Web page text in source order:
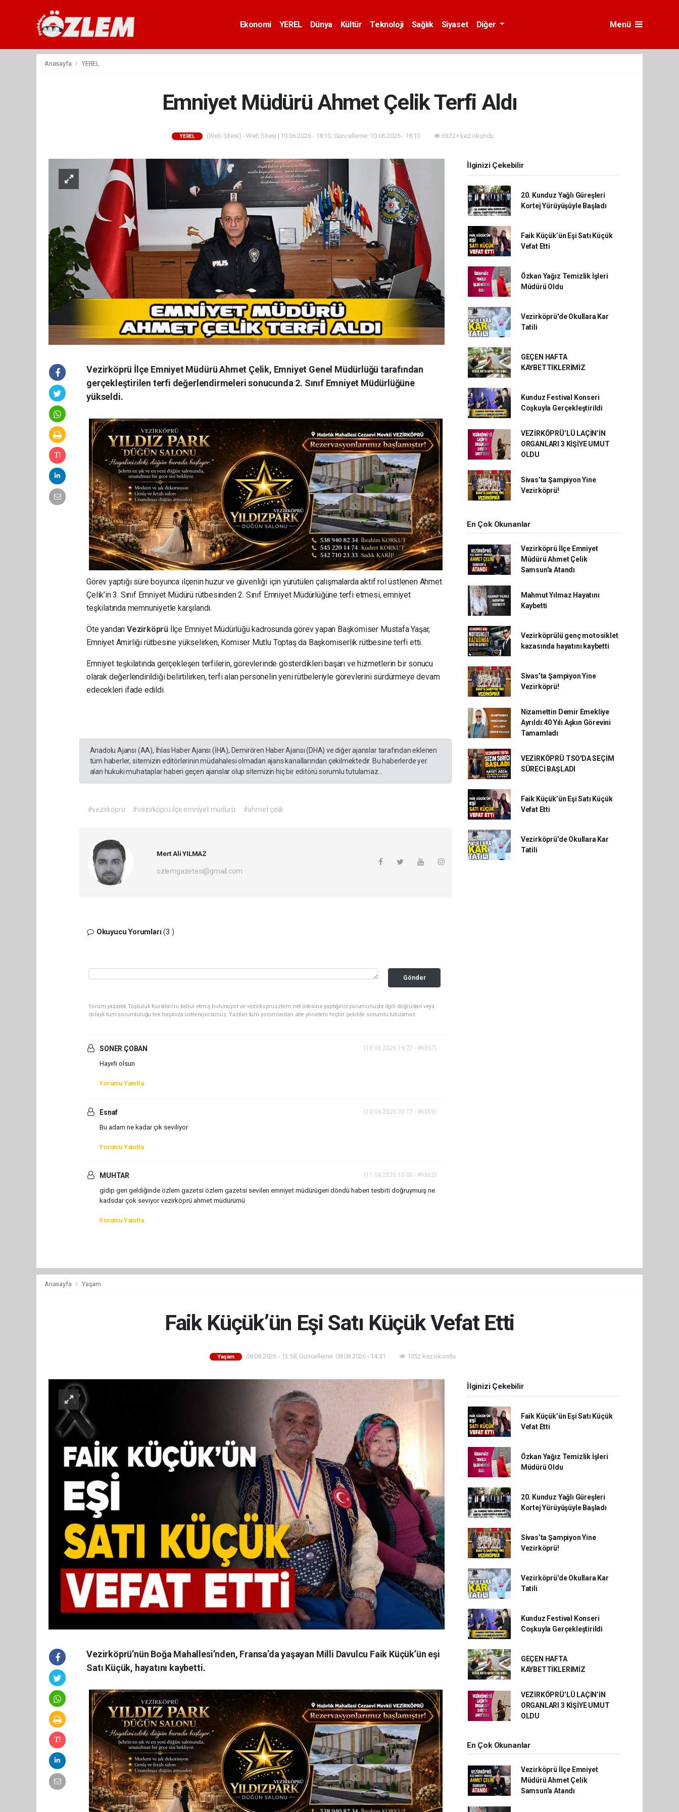
Ekonomi YEREL Dünya Kültür Teknoloji Sağlık Siyaset Diğer Menü
Anasayfa YEREL
Emniyet Müdürü Ahmet Çelik Terfi Aldı
YEREL (Web Sitesi) - Web Sitesi | 10.06.2026 - 18:10, Güncelleme: 10.06.2026 - 18:10 6322+ kez okundu.
Vezirköprü İlçe Emniyet Müdürü Ahmet Çelik, Emniyet Genel Müdürlüğü tarafından
gerçekleştirilen terfi değerlendirmeleri sonucunda 2. Sınıf Emniyet Müdürlüğüne
yükseldi.
Görev yaptığı süre boyunca ilçenin huzur ve güvenliği için yürütülen çalışmalarda aktif rol üstlenen Ahmet
Çelik’in 3. Sınıf Emniyet Müdürü rütbesinden 2. Sınıf Emniyet Müdürlüğüne terfi etmesi, emniyet
teşkilatında memnuniyetle karşılandı.
Öte yandan Vezirköprü İlçe Emniyet Müdürlüğü kadrosunda görev yapan Başkomiser Mustafa Yaşar,
Emniyet Amirliği rütbesine yükselirken, Komiser Mutlu Toptaş da Başkomiserlik rütbesine terfi etti.
Emniyet teşkilatında gerçekleşen terfilerin, görevlerinde gösterdikleri başarı ve hizmetlerin bir sonucu
olarak değerlendirildiği belirtilirken, terfi alan personelin yeni rütbeleriyle görevlerini sürdürmeye devam
edecekleri ifade edildi.
Anadolu Ajansı (AA), İhlas Haber Ajansı (İHA), Demirören Haber Ajansı (DHA) ve diğer ajanslar tarafından eklenen
tüm haberler, sitemizin editörlerinin müdahalesi olmadan ajans kanallarından çekilmektedir. Bu haberlerde yer
alan hukuki muhataplar haberi geçen ajanslar olup sitemizin hiç bir editörü sorumlu tutulamaz...
#vezirköprü #vezirköprü ilçe emniyet müdürü #ahmet çelik
Mert Ali YILMAZ
ozlemgazetesi@gmail.com
Okuyucu Yorumları(3 )
Gönder
Yorum yazarak Topluluk Kuralları’nı kabul etmiş bulunuyor ve vezirkopruozlem.net sitesine yaptığınız yorumunuzla ilgili doğrudan veya
dolaylı tüm sorumluluğu tek başınıza üstleniyorsunuz. Yazılan tüm yorumlardan site yönetimi hiçbir şekilde sorumlu tutulamaz.
SONER ÇOBAN (10.06.2026 19:27 - #9357)
Hayırlı olsun
Yorumu Yanıtla
Esnaf (10.06.2026 20:17 - #9359)
Bu adam ne kadar çık seviliyor
Yorumu Yanıtla
MUHTAR (11.06.2026 10:00 - #9362)
gidip geri geldiğinde özlem gazetsi özlem gazetsi sevilen emniyet müdürügeri döndü haberi tesbiti doğruymuış ne
kadsdar çok seviyor vezirköprü ahmet müdürümü
Yorumu Yanıtla
İlginizi Çekebilir
20. Kunduz Yağlı Güreşleri
Kortej Yürüyüşüyle Başladı
Faik Küçük’ün Eşi Satı Küçük
Vefat Etti
Özkan Yağız Temizlik İşleri
Müdürü Oldu
Vezirköprü'de Okullara Kar
Tatili
GEÇEN HAFTA
KAYBETTİKLERİMİZ
Kunduz Festival Konseri
Coşkuyla Gerçekleştirildi
VEZİRKÖPRÜ’LÜ LAÇİN’İN
ORGANLARI 3 KİŞİYE UMUT
OLDU
Sivas’ta Şampiyon Yine
Vezirköprü!
En Çok Okunanlar
Vezirköprü İlçe Emniyet
Müdürü Ahmet Çelik
Samsun'a Atandı
Mahmut Yılmaz Hayatını
Kaybetti
Vezirköprülü genç motosiklet
kazasında hayatını kaybetti
Sivas’ta Şampiyon Yine
Vezirköprü!
Nizamettin Demir Emekliye
Ayrıldı:40 Yılı Aşkın Görevini
Tamamladı
VEZİRKÖPRÜ TSO'DA SEÇİM
SÜRECİ BAŞLADI
Faik Küçük’ün Eşi Satı Küçük
Vefat Etti
Vezirköprü'de Okullara Kar
Tatili
Anasayfa Yaşam
Faik Küçük’ün Eşi Satı Küçük Vefat Etti
Yaşam 08.08.2026 - 13:58, Güncelleme: 08.08.2026 - 14:31 1352 kez okundu.
Vezirköprü’nün Boğa Mahallesi’nden, Fransa’da yaşayan Milli Davulcu Faik Küçük’ün eşi
Satı Küçük, hayatını kaybetti.
İlginizi Çekebilir
Faik Küçük’ün Eşi Satı Küçük
Vefat Etti
Özkan Yağız Temizlik İşleri
Müdürü Oldu
20. Kunduz Yağlı Güreşleri
Kortej Yürüyüşüyle Başladı
Sivas’ta Şampiyon Yine
Vezirköprü!
Vezirköprü'de Okullara Kar
Tatili
Kunduz Festival Konseri
Coşkuyla Gerçekleştirildi
GEÇEN HAFTA
KAYBETTİKLERİMİZ
VEZİRKÖPRÜ’LÜ LAÇİN’İN
ORGANLARI 3 KİŞİYE UMUT
OLDU
En Çok Okunanlar
Vezirköprü İlçe Emniyet
Müdürü Ahmet Çelik
Samsun'a Atandı